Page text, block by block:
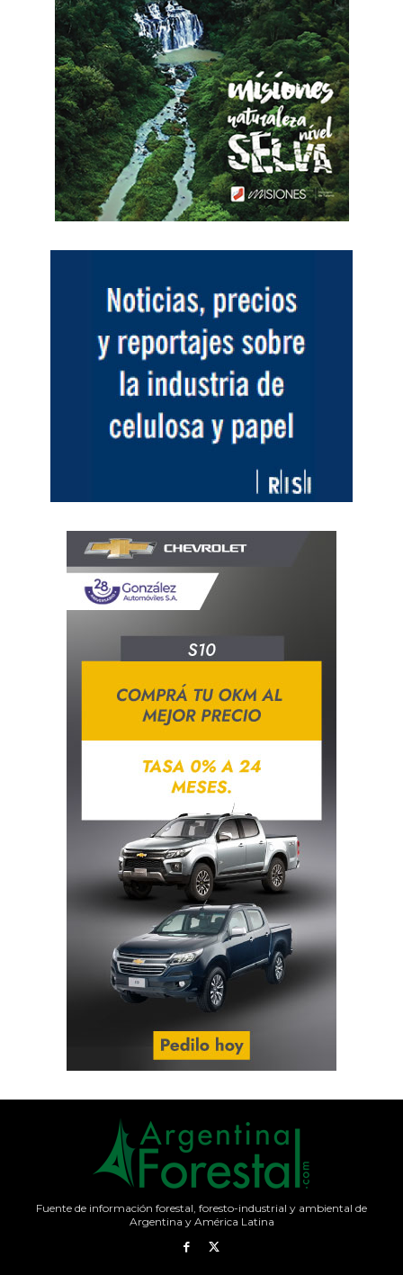
Fuente de información forestal, foresto-industrial y ambiental de
Argentina y América Latina